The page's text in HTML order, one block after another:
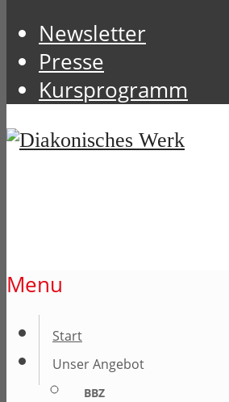
Newsletter
Presse
Kursprogramm
Menu
Start
Unser Angebot
BBZ